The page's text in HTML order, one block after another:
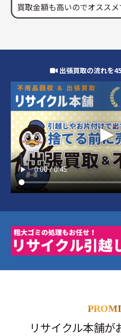
買取金額も高いのでオスス
出張買取の流れを
リサイクル本舗が